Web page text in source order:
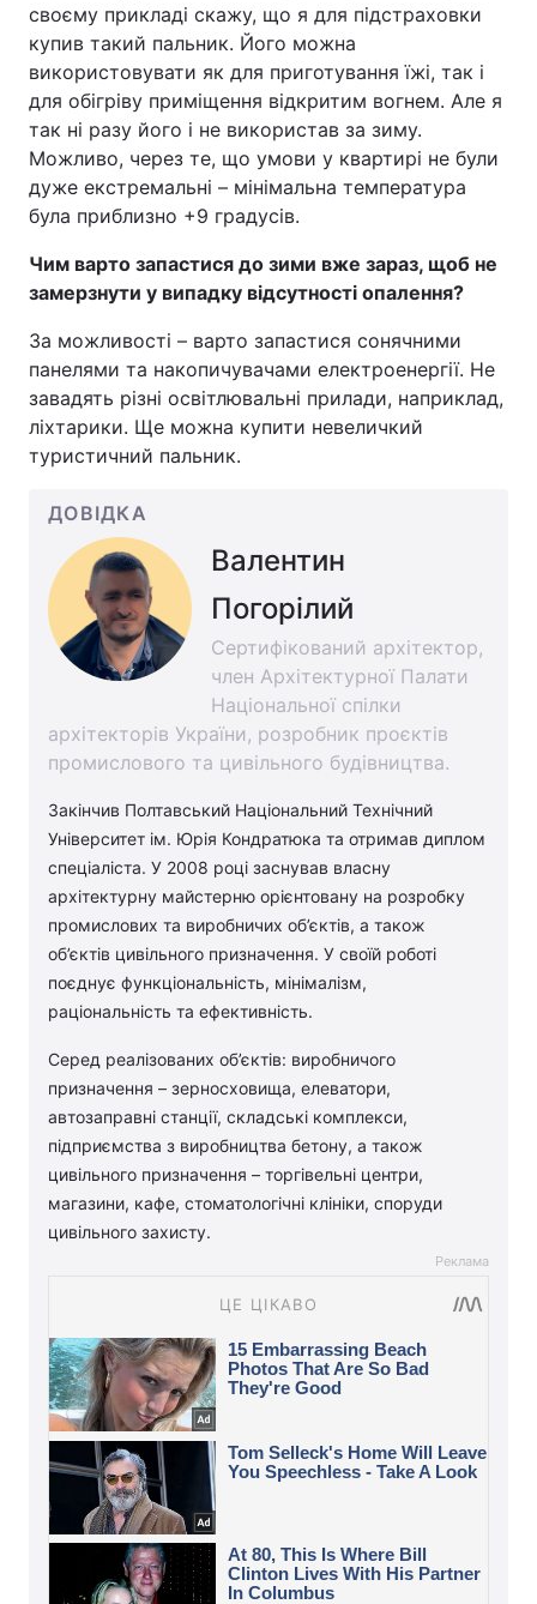
своєму прикладі скажу, що я для підстраховки
купив такий пальник. Його можна
використовувати як для приготування їжі, так і
для обігріву приміщення відкритим вогнем. Але я
так ні разу його і не використав за зиму.
Можливо, через те, що умови у квартирі не були
дуже екстремальні – мінімальна температура
була приблизно +9 градусів.
Чим варто запастися до зими вже зараз, щоб не
замерзнути у випадку відсутності опалення?
За можливості – варто запастися сонячними
панелями та накопичувачами електроенергії. Не
завадять різні освітлювальні прилади, наприклад,
ліхтарики. Ще можна купити невеличкий
туристичний пальник.
ДОВІДКА
Валентин
Погорілий
Сертифікований архітектор,
член Архітектурної Палати
Національної спілки
архітекторів України, розробник проєктів
промислового та цивільного будівництва.
Закінчив Полтавський Національний Технічний
Університет ім. Юрія Кондратюка та отримав диплом
спеціаліста. У 2008 році заснував власну
архітектурну майстерню орієнтовану на розробку
промислових та виробничих об’єктів, а також
об’єктів цивільного призначення. У своїй роботі
поєднує функціональність, мінімалізм,
раціональність та ефективність.
Серед реалізованих об’єктів: виробничого
призначення – зерносховища, елеватори,
автозаправні станції, складські комплекси,
підприємства з виробництва бетону, а також
цивільного призначення – торгівельні центри,
магазини, кафе, стоматологічні клініки, споруди
цивільного захисту.
Реклама